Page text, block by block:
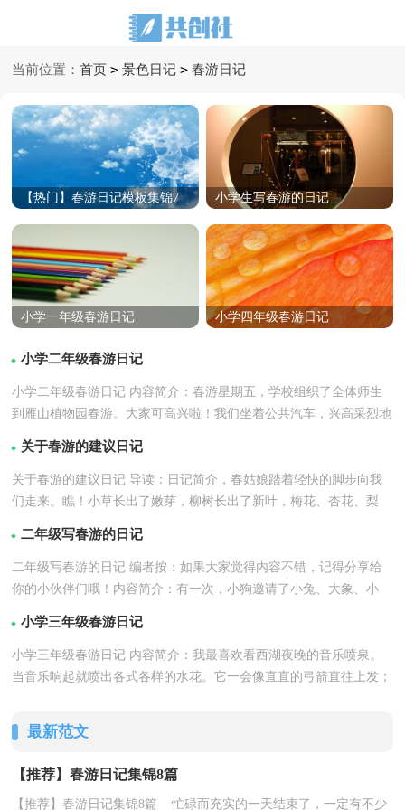
当前位置：首页 > 景色日记 > 春游日记
【热门】春游日记模板集锦7
小学生写春游的日记
小学一年级春游日记 小学四年级春游日记
小学二年级春游日记
小学二年级春游日记 内容简介：春游星期五，学校组织了全体师生
到雁山植物园春游。大家可高兴啦！我们坐着公共汽车，兴高采烈地
来到雁山植... 如...【
详情
关于春游的建议日记
关于春游的建议日记 导读：日记简介，春姑娘踏着轻快的脚步向我
们走来。瞧！小草长出了嫩芽，柳树长出了新叶，梅花、杏花、梨
花、桃花都开放了，... ...【
二年级写春游的日记
二年级写春游的日记 编者按：如果大家觉得内容不错，记得分享给
你的小伙伴们哦！内容简介：有一次，小狗邀请了小兔、大象、小
猫、小熊、去柳叶湖春...【
小学三年级春游日记
小学三年级春游日记 内容简介：我最喜欢看西湖夜晚的音乐喷泉。
当音乐响起就喷出各式各样的水花。它一会像直直的弓箭直往上发；
最新范文
【推荐】春游日记集锦8篇
【推荐】春游日记集锦8篇 忙碌而充实的一天结束了，一定有不少